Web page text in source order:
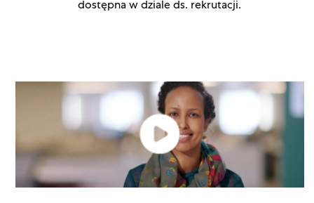
dostępna w dziale ds. rekrutacji.